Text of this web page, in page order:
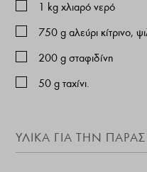
1 kg χλιαρό νερό
750 g αλεύρι κίτρινο,
200 g σταφιδίνη
50 g ταχίνι.
ΥΛΙΚΑ ΓΙΑ ΤΗΝ